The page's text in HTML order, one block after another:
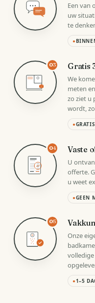
Een van
uw
te
●
03 Gratis
We
meten
zo ziet u
wordt,
●
VAST
04 Vaste
U
offerte.
u weet
●GEEN
05
Onze
●1–5